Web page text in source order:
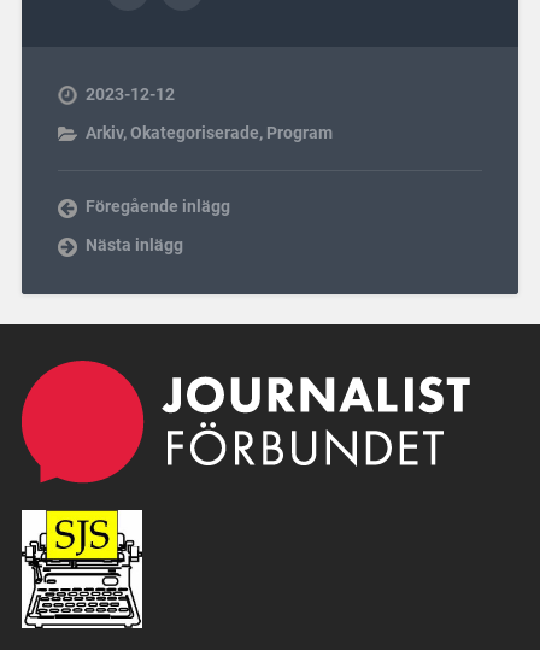
2023-12-12
Arkiv,Okategoriserade, Program
Föregående inlägg
Nästa inlägg